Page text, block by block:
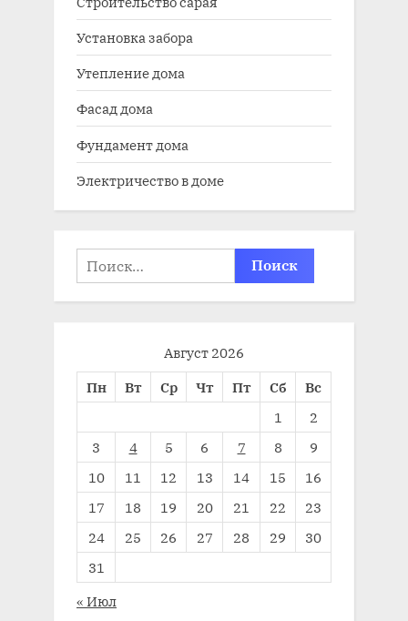
Установка забора
Утепление дома
Фасад дома
Фундамент дома
Электричество в доме
Найти:
Август 2026
Пн
Вт Ср Чт Пт Сб
Вс
1
2
3
4 5 6 7 8
9
10
11 12 13 14 15
16
17
18 19 20 21 22
23
24
25 26 27 28 29
30
31
« Июл